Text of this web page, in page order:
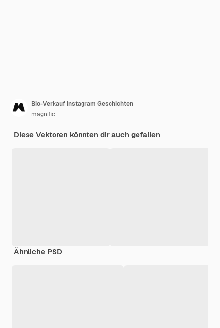
Bio-Verkauf Instagram Geschichten
magnific
Diese Vektoren könnten dir auch gefallen
Ähnliche PSD